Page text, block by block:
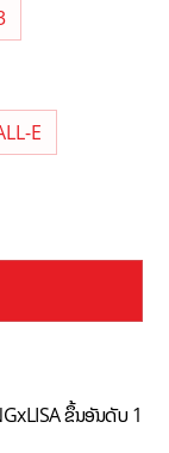
E
ຂຶ້ນອັນດັບ 1